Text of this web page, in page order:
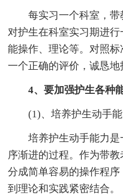
每实习一个科室，
对护生在科室实习期进
能操作、理论等。对照
一个正确的评价，诚恳地
4、要加强护生各种
(1)、培养护生动手
培养护生动手能力
序渐进的过程。作为带
分成简单容易的操作程
到理论和实践紧密结合。